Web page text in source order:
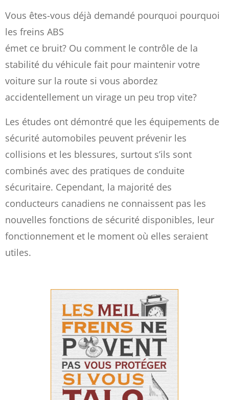
Vous êtes-vous déjà demandé pourquoi pourquoi
les freins ABS
émet ce bruit? Ou comment le contrôle de la
stabilité du véhicule fait pour maintenir votre
voiture sur la route si vous abordez
accidentellement un virage un peu trop vite?
Les études ont démontré que les équipements de
sécurité automobiles peuvent prévenir les
collisions et les blessures, surtout s’ils sont
combinés avec des pratiques de conduite
sécuritaire. Cependant, la majorité des
conducteurs canadiens ne connaissent pas les
nouvelles fonctions de sécurité disponibles, leur
fonctionnement et le moment où elles seraient
utiles.